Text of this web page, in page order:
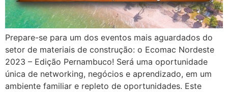
Prepare-se para um dos eventos mais aguardados do
setor de materiais de construção: o Ecomac Nordeste
2023 – Edição Pernambuco! Será uma oportunidade
única de networking, negócios e aprendizado, em um
ambiente familiar e repleto de oportunidades. Este